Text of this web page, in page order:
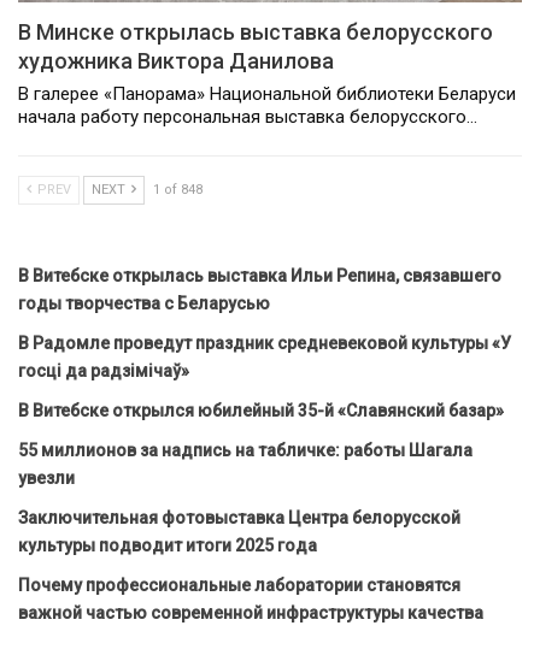
В Минске открылась выставка белорусского
художника Виктора Данилова
В галерее «Панорама» Национальной библиотеки Беларуси
начала работу персональная выставка белорусского…
PREV NEXT 1 of 848
В Витебске открылась выставка Ильи Репина, связавшего
годы творчества с Беларусью
В Радомле проведут праздник средневековой культуры «У
госці да радзімічаў»
В Витебске открылся юбилейный 35-й «Славянский базар»
55 миллионов за надпись на табличке: работы Шагала
увезли
Заключительная фотовыставка Центра белорусской
культуры подводит итоги 2025 года
Почему профессиональные лаборатории становятся
важной частью современной инфраструктуры качества